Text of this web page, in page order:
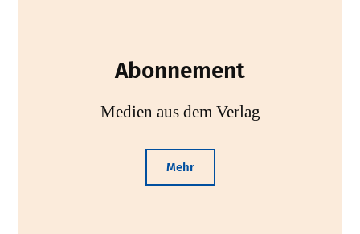
Abonnement
Medien aus dem Verlag
Mehr